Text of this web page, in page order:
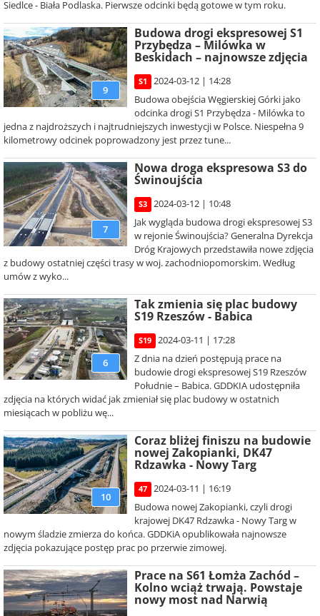
Siedlce - Biała Podlaska. Pierwsze odcinki będą gotowe w tym roku.
9
Budowa drogi ekspresowej S1
Przybędza – Milówka w
Beskidach – najnowsze zdjęcia
S1
2024-03-12 | 14:28
Budowa obejścia Węgierskiej Górki jako
odcinka drogi S1 Przybędza - Milówka to
jedna z najdroższych i najtrudniejszych inwestycji w Polsce. Niespełna 9
kilometrowy odcinek poprowadzony jest przez tune...
7
Nowa droga ekspresowa S3 do
Świnoujścia
S3
2024-03-12 | 10:48
Jak wygląda budowa drogi ekspresowej S3
w rejonie Świnoujścia? Generalna Dyrekcja
Dróg Krajowych przedstawiła nowe zdjęcia
z budowy ostatniej części trasy w woj. zachodniopomorskim. Według
umów z wyko...
6
Tak zmienia się plac budowy
S19 Rzeszów - Babica
S19
2024-03-11 | 17:28
Z dnia na dzień postępują prace na
budowie drogi ekspresowej S19 Rzeszów
Południe – Babica. GDDKIA udostępniła
zdjęcia na których widać jak zmieniał się plac budowy w ostatnich
miesiącach w pobliżu wę...
10
Coraz bliżej finiszu na budowie
nowej Zakopianki, DK47
Rdzawka - Nowy Targ
47
2024-03-11 | 16:19
Budowa nowej Zakopianki, czyli drogi
krajowej DK47 Rdzawka - Nowy Targ w
nowym śladzie zmierza do końca. GDDKiA opublikowała najnowsze
zdjęcia pokazujące postęp prac po przerwie zimowej.
Prace na S61 Łomża Zachód –
Kolno wciąż trwają. Powstaje
nowy most nad Narwią